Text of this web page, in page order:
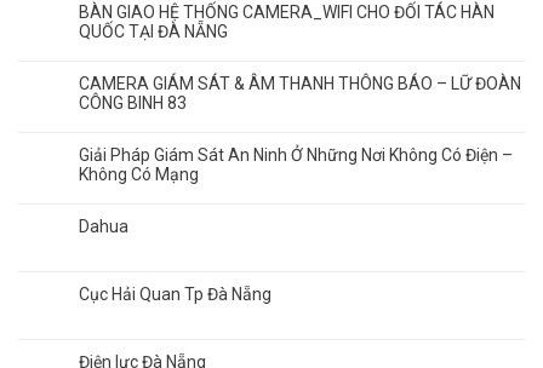
BÀN GIAO HỆ THỐNG CAMERA_WIFI CHO ĐỐI TÁC HÀN
QUỐC TẠI ĐÀ NẴNG
CAMERA GIÁM SÁT & ÂM THANH THÔNG BÁO – LỮ ĐOÀN
CÔNG BINH 83
Giải Pháp Giám Sát An Ninh Ở Những Nơi Không Có Điện –
Không Có Mạng
Dahua
Cục Hải Quan Tp Đà Nẵng
Điện lực Đà Nẵng